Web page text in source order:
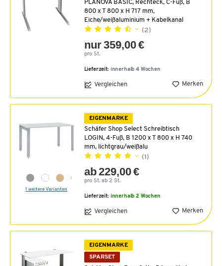
PLANOVA BASIC, Rechteck, C-Fuß, B
800 x T 800 x H 717 mm,
Eiche/weißaluminium + Kabelkanal
(2)
nur 359,00 €
pro St.
Lieferzeit: innerhalb 4 Wochen
Vergleichen Merken
1 weitere Varianten
EIGENMARKE
Schäfer Shop Select Schreibtisch
LOGIN, 4-Fuß, B 1200 x T 800 x H 740
mm, lichtgrau/weißalu
(1)
ab 229,00 €
pro St. ab 2 St.
Lieferzeit: innerhalb 2 Wochen
Vergleichen Merken
EIGENMARKE
SPARSET